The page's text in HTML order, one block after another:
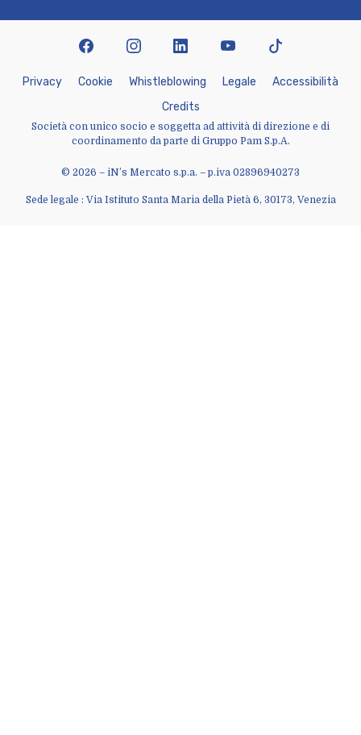
© 2026 – iN’s Mercato s.p.a. – p.iva 02896940273
Sede legale : Via Istituto Santa Maria della Pietà 6, 30173, Venezia
Privacy Cookie Whist eb owing Lega e Accessibi ità
Credits
Società con unico socio e soggetta ad attività di direzione e di
coordinamento da parte di Gruppo Pam S.p.A.
facebookinstagram linkedin youtubetiktok